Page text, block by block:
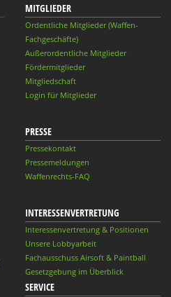
MITGLIEDER
Ordentliche Mitglieder (Waffen-
Fachgeschäfte)
Außerordentliche Mitglieder
Fördermitglieder
Mitgliedschaft
Login für Mitglieder
PRESSE
Pressekontakt
Pressemeldungen
Waffenrechts-FAQ
INTERESSENVERTRETUNG
Interessenvertretung & Positionen
Unsere Lobbyarbeit
Fachausschuss Airsoft & Paintball
Gesetzgebung im Überblick
SERVICE